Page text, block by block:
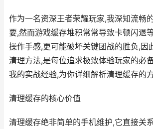
作为一名资深王者荣耀玩家,我深知流畅
要,然而游戏缓存堆积常常导致卡顿闪退
操作手感,更可能破坏关键团战的胜负,因
清理方法,是每位追求极致体验玩家的必
我的实战经验,为你详细解析清理缓存的方
清理缓存的核心价值
清理缓存绝非简单的手机维护,它直接关